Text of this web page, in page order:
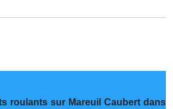
roulants sur Mareuil Caubert dans